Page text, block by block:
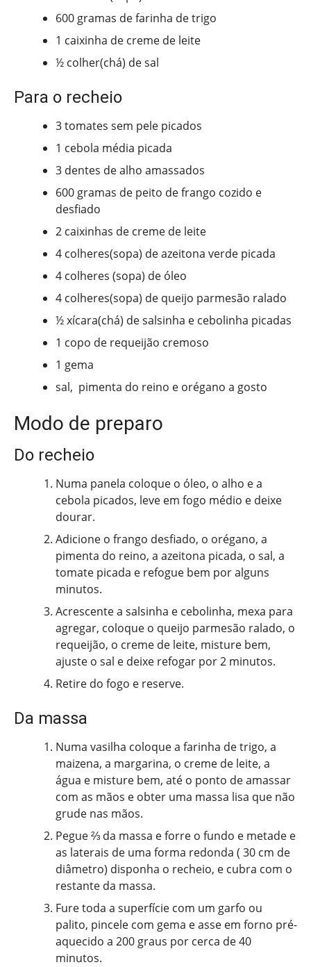
600 gramas de farinha de trigo
1 caixinha de creme de leite
½ colher(chá) de sal
Para o recheio
3 tomates sem pele picados
1 cebola média picada
3 dentes de alho amassados
600 gramas de peito de frango cozido e
desfiado
2 caixinhas de creme de leite
4 colheres(sopa) de azeitona verde picada
4 colheres (sopa) de óleo
4 colheres(sopa) de queijo parmesão ralado
½ xícara(chá) de salsinha e cebolinha picadas
1 copo de requeijão cremoso
1 gema
sal, pimenta do reino e orégano a gosto
Modo de preparo
Do recheio
Numa panela coloque o óleo, o alho e a
cebola picados, leve em fogo médio e deixe
dourar.
Adicione o frango desfiado, o orégano, a
pimenta do reino, a azeitona picada, o sal, a
tomate picada e refogue bem por alguns
minutos.
Acrescente a salsinha e cebolinha, mexa para
agregar, coloque o queijo parmesão ralado, o
requeijão, o creme de leite, misture bem,
ajuste o sal e deixe refogar por 2 minutos.
Retire do fogo e reserve.
Da massa
Numa vasilha coloque a farinha de trigo, a
maizena, a margarina, o creme de leite, a
água e misture bem, até o ponto de amassar
com as mãos e obter uma massa lisa que não
grude nas mãos.
Pegue ⅔ da massa e forre o fundo e metade e
as laterais de uma forma redonda ( 30 cm de
diâmetro) disponha o recheio, e cubra com o
restante da massa.
Fure toda a superfície com um garfo ou
palito, pincele com gema e asse em forno pré-
aquecido a 200 graus por cerca de 40
minutos.